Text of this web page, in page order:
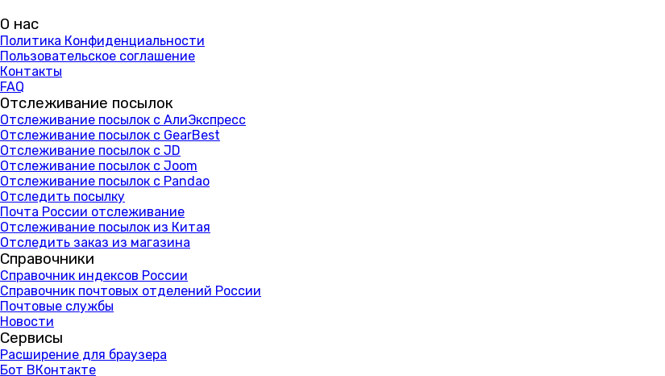
О нас
Политика Конфиденциальности
Пользовательское соглашение
Контакты
FAQ
Отслеживание посылок
Отслеживание посылок с АлиЭкспресс
Отслеживание посылок с GearBest
Отслеживание посылок с JD
Отслеживание посылок с Joom
Отслеживание посылок с Pandao
Отследить посылку
Почта России отслеживание
Отслеживание посылок из Китая
Отследить заказ из магазина
Справочники
Справочник индексов России
Справочник почтовых отделений России
Почтовые службы
Новости
Сервисы
Расширение для браузера
Бот ВКонтакте